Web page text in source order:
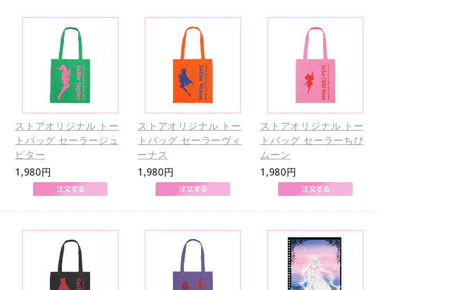
ストアオリジナル トー
トバッグ セーラージュ
ピター
1,980円
ストアオリジナル トー
トバッグ セーラーヴィ
ーナス
1,980円
ストアオリジナル トー
トバッグ セーラーちび
ムーン
1,980円